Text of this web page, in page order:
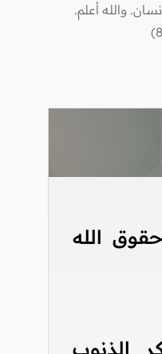
والله أعلم.
الله
الذنوب